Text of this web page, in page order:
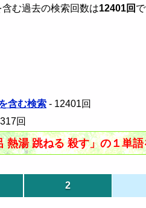
む過去の検索回数は12401回 で
含む検索 - 12401回
回
熱湯 跳ねる 殺す」の１単
2